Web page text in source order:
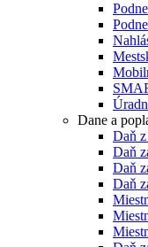
Dane a
Daň
Daň
Daň
Daň